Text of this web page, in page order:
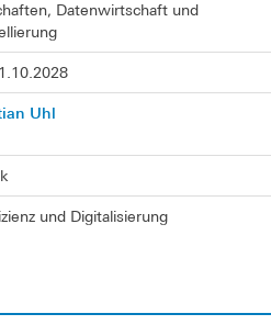
Datenwirtschaft und
Uhl
und Digitalisierung